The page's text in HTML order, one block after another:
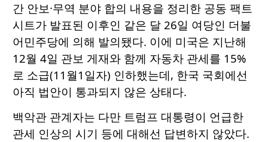
간 안보·무역 분야 합의 내용을 정리한 공동 팩트
시트가 발표된 이후인 같은 달 26일 여당인 더불
어민주당에 의해 발의됐다. 이에 미국은 지난해
12월 4일 관보 게재와 함께 자동차 관세를 15%
로 소급(11월1일자) 인하했는데, 한국 국회에선
아직 법안이 통과되지 않은 상태다.
백악관 관계자는 다만 트럼프 대통령이 언급한
관세 인상의 시기 등에 대해선 답변하지 않았다.